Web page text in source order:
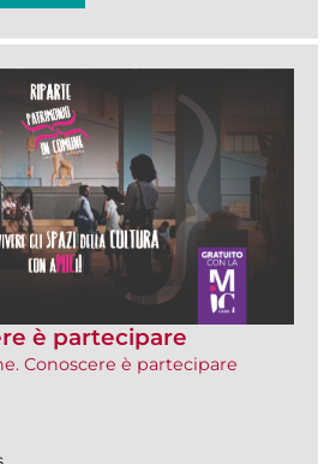
è partecipare
Conoscere è partecipare